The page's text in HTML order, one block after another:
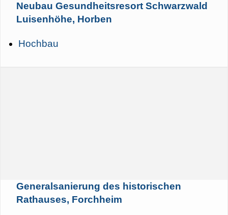
Neubau Gesundheitsresort Schwarzwald
Luisenhöhe, Horben
Hochbau
Generalsanierung des historischen
Rathauses, Forchheim